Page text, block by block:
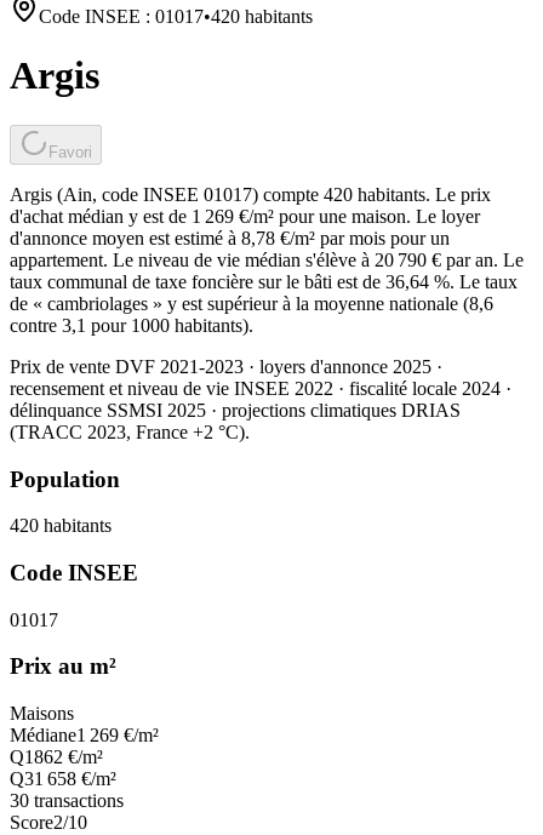
Code INSEE : 01017•420 habitants
Argis
Favori
Argis (Ain, code INSEE 01017) compte 420 habitants. Le prix
d'achat médian y est de 1 269 €/m² pour une maison. Le loyer
d'annonce moyen est estimé à 8,78 €/m² par mois pour un
appartement. Le niveau de vie médian s'élève à 20 790 € par an. Le
taux communal de taxe foncière sur le bâti est de 36,64 %. Le taux
de « cambriolages » y est supérieur à la moyenne nationale (8,6
contre 3,1 pour 1000 habitants).
Prix de vente DVF 2021-2023 · loyers d'annonce 2025 ·
recensement et niveau de vie INSEE 2022 · fiscalité locale 2024 ·
délinquance SSMSI 2025 · projections climatiques DRIAS
(TRACC 2023, France +2 °C).
Population
420 habitants
Code INSEE
01017
Prix au m²
Maisons
Médiane1 269 €/m²
Q1862 €/m²
Q31 658 €/m²
30 transactions
Score2/10